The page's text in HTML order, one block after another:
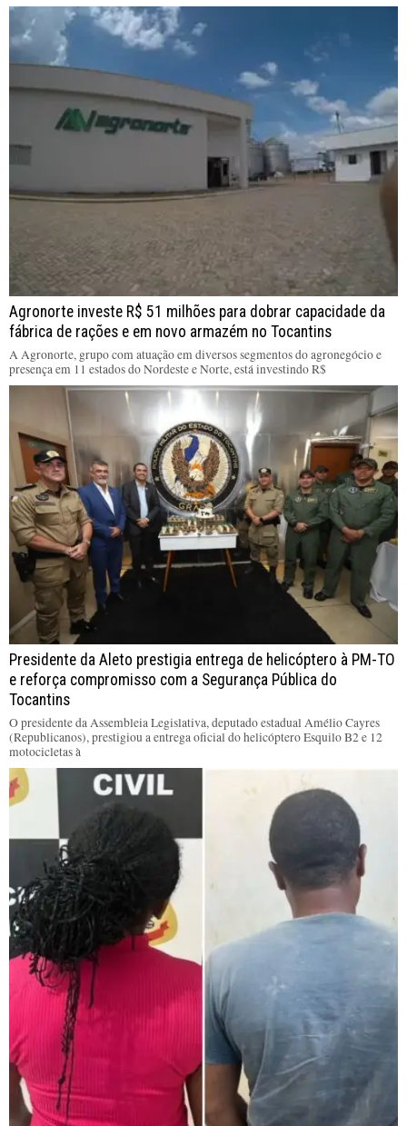
Agronorte investe R$ 51 milhões para dobrar capacidade da
fábrica de rações e em novo armazém no Tocantins
A Agronorte, grupo com atuação em diversos segmentos do agronegócio e
presença em 11 estados do Nordeste e Norte, está investindo R$
Presidente da Aleto prestigia entrega de helicóptero à PM-TO
e reforça compromisso com a Segurança Pública do
Tocantins
O presidente da Assembleia Legislativa, deputado estadual Amélio Cayres
(Republicanos), prestigiou a entrega oficial do helicóptero Esquilo B2 e 12
motocicletas à